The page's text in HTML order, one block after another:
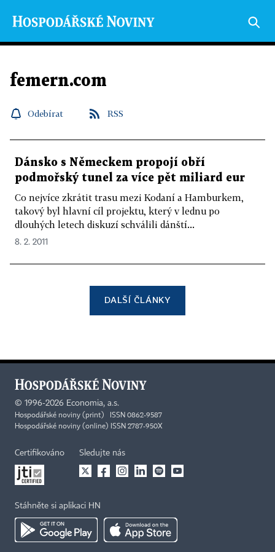
femern.com
Odebírat RSS
Dánsko s Německem propojí obří
podmořský tunel za více pět miliard eur
Co nejvíce zkrátit trasu mezi Kodaní a Hamburkem,
takový byl hlavní cíl projektu, který v lednu po
dlouhých letech diskuzí schválili dánští...
8. 2. 2011
DALŠÍ ČLÁNKY
© 1996-2026 Economia, a.s.
Hospodářské noviny (print) ISSN 0862-9587
Hospodářské noviny (online) ISSN 2787-950X
Certifikováno Sledujte nás
Stáhněte si aplikaci HN